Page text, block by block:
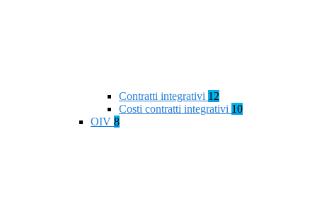
Contratti integrativi 12
Costi contratti integrativi 10
OIV 8